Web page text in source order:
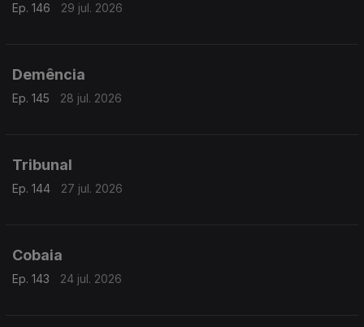
Ep. 146 29 jul. 2026
Demência
Ep. 145 28 jul. 2026
Tribunal
Ep. 144 27 jul. 2026
Cobaia
Ep. 143 24 jul. 2026